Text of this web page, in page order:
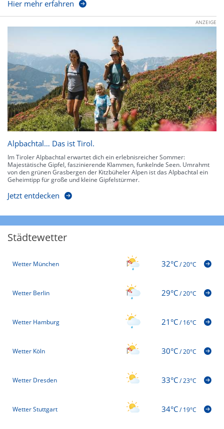
Hier mehr erfahren
ANZEIGE
Alpbachtal… Das ist Tirol.
Im Tiroler Alpbachtal erwartet dich ein erlebnisreicher Sommer:
Majestätische Gipfel, faszinierende Klammen, funkelnde Seen. Umrahmt
von den grünen Grasbergen der Kitzbüheler Alpen ist das Alpbachtal ein
Geheimtipp für große und kleine Gipfelstürmer.
Jetzt entdecken
Städtewetter
Wetter München 32°C/20°C
Wetter Berlin 29°C/20°C
Wetter Hamburg 21°C/16°C
Wetter Köln 30°C/20°C
Wetter Dresden 33°C/23°C
Wetter Stuttgart 34°C/19°C